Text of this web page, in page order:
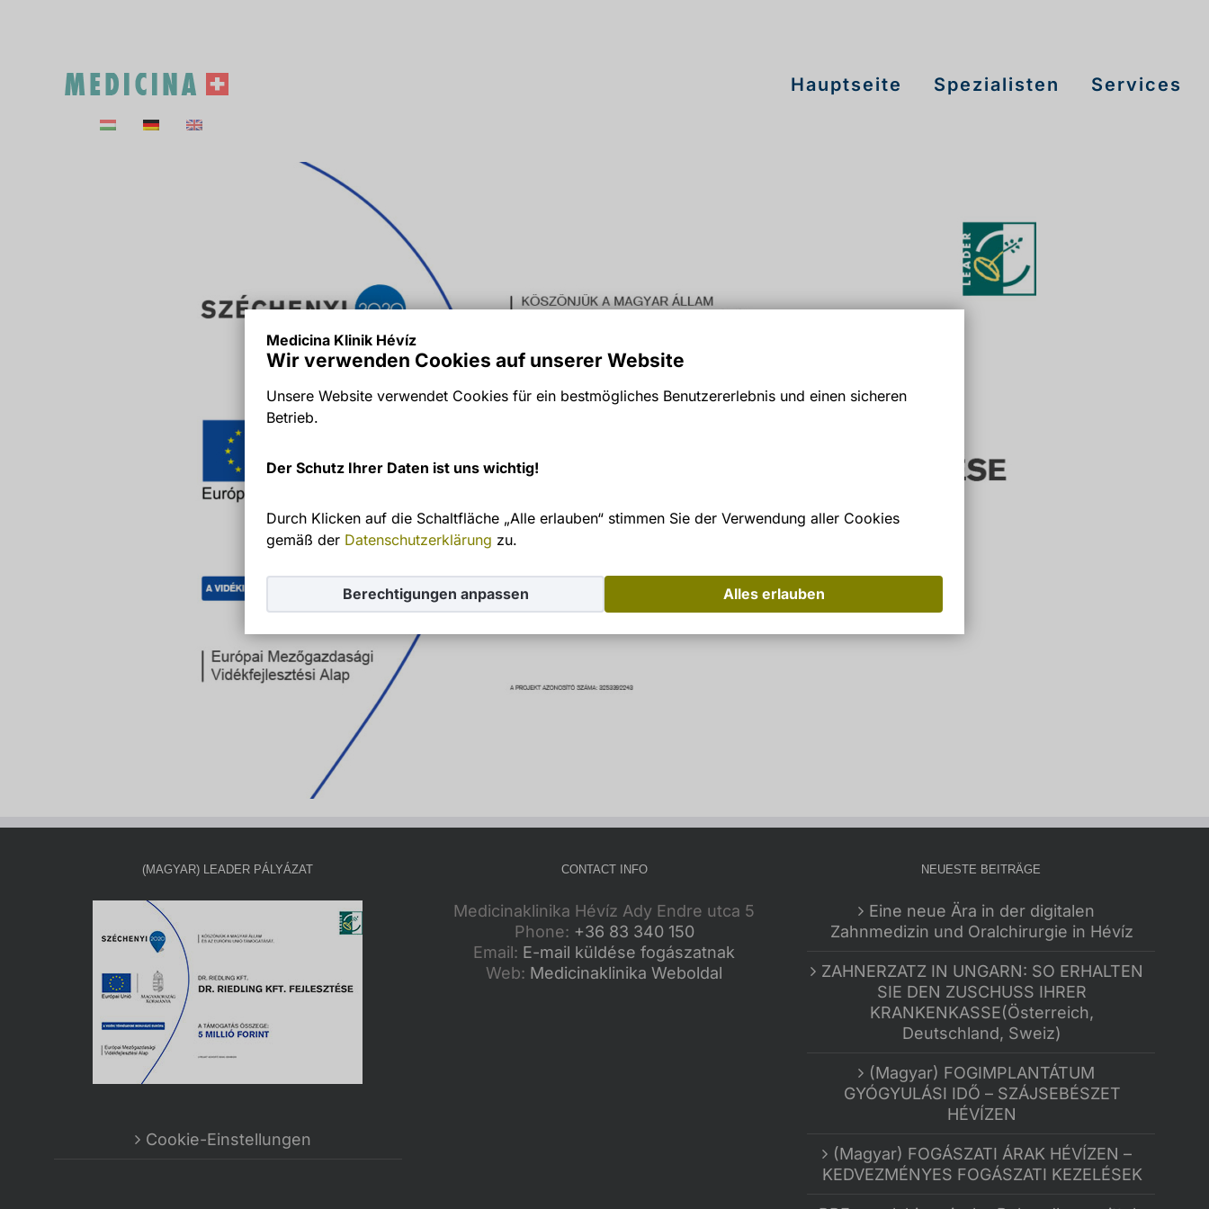
Medicina Klinik Hévíz
Wir verwenden Cookies auf unserer Website
Unsere Website verwendet Cookies für ein bestmögliches Benutzererlebnis und einen sicheren
Betrieb.
Der Schutz Ihrer Daten ist uns wichtig!
Durch Klicken auf die Schaltfläche „Alle erlauben“ stimmen Sie der Verwendung aller Cookies
gemäß der Datenschutzerklärung zu.
Alles erlauben
Berechtigungen anpassen
Hauptseite Spezialisten Services
(MAGYAR) LEADER PÁLYÁZAT
Cookie-Einstellungen
CONTACT INFO
Medicinaklinika Hévíz Ady Endre utca 5
Phone: +36 83 340 150
Email: E-mail küldése fogászatnak
Web: Medicinaklinika Weboldal
NEUESTE BEITRÄGE
Eine neue Ära in der digitalen
Zahnmedizin und Oralchirurgie in Hévíz
ZAHNERZATZ IN UNGARN: SO ERHALTEN
SIE DEN ZUSCHUSS IHRER
KRANKENKASSE(Österreich,
Deutschland, Sweiz)
(Magyar) FOGIMPLANTÁTUM
GYÓGYULÁSI IDŐ – SZÁJSEBÉSZET
HÉVÍZEN
(Magyar) FOGÁSZATI ÁRAK HÉVÍZEN –
KEDVEZMÉNYES FOGÁSZATI KEZELÉSEK